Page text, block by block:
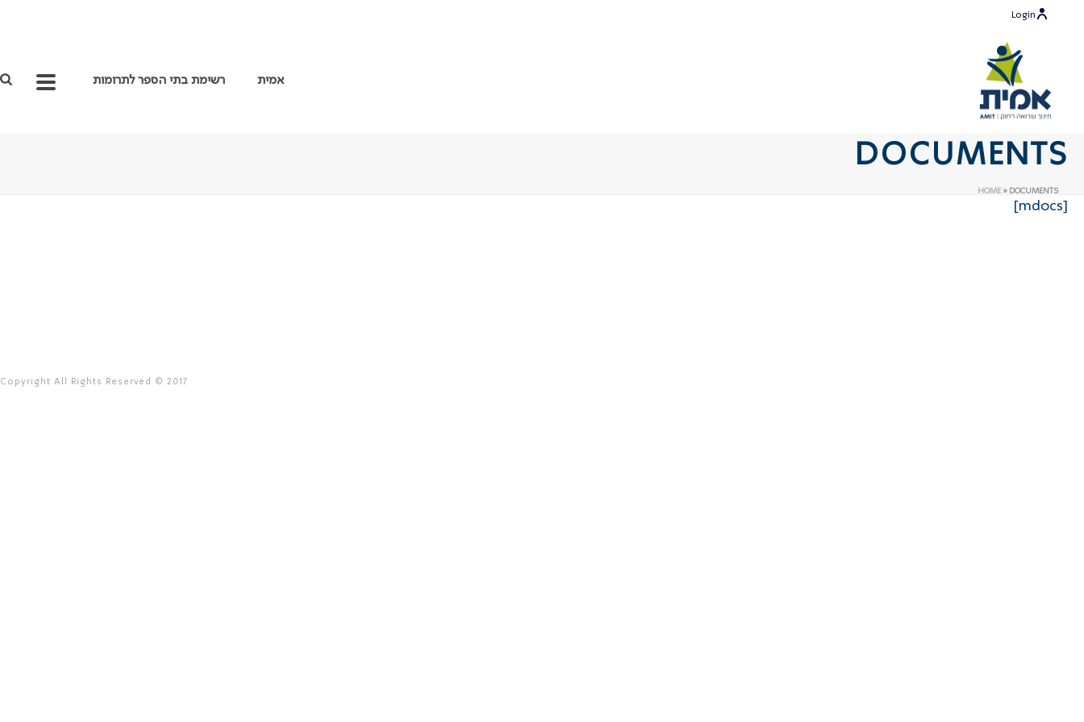
Login
אמית רשימת בתי הספר לתרומות
DOCUMENTS
HOME » DOCUMENTS
[mdocs]
Copyright All Rights Reserved © 2017